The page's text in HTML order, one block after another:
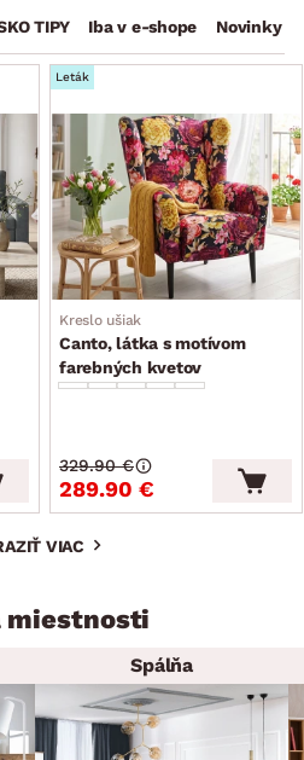
TIPY Iba v e-shope Novinky
Leták
Kreslo ušiak
Canto, látka s motívom
farebných kvetov
289.90 €
329.90 €
VIAC
miestnosti
Spálňa